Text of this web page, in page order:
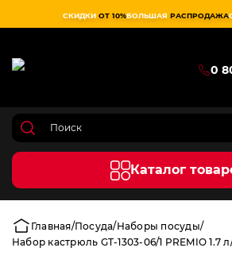
СКИДКИ ОТ 10%БОЛЬШАЯ РАСПРОДАЖА
0
Каталог
Главная Посуда Наборы посуды
Набор кастрюль GT-1303-06/1 PREMIO 1.7